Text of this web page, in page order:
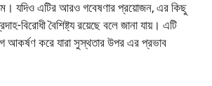
যদিও এটির আরও গবেষণার প্রয়োজন, এর কিছু
বিরোধী বৈশিষ্ট্য রয়েছে বলে জানা যায়। এটি
আকর্ষণ করে যারা সুস্থতার উপর এর প্রভাব